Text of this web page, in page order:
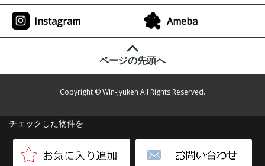
チェックした物件を
Instagram Ameba
ページの先頭へ
Copyright © Win-Jyuken All Rights Reserved.